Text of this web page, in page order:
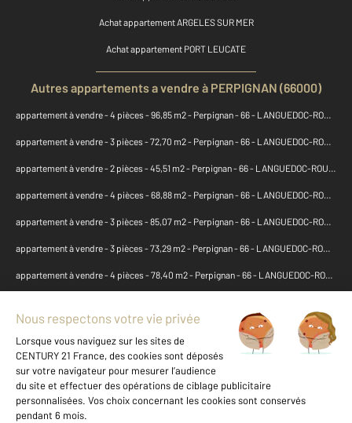
Achat appartement ARGELES SUR MER
Achat appartement PORT LEUCATE
Autres appartements a vendre à PERPIGNAN (66000)
appartement à vendre - 4 pièces - 96,85 m2 - Perpignan - 66 - LANGUEDOC-ROUSSILLON
appartement à vendre - 3 pièces - 72,70 m2 - Perpignan - 66 - LANGUEDOC-ROUSSILLON
appartement à vendre - 2 pièces - 45,51 m2 - Perpignan - 66 - LANGUEDOC-ROUSSILLON
appartement à vendre - 4 pièces - 68,88 m2 - Perpignan - 66 - LANGUEDOC-ROUSSILLON
appartement à vendre - 3 pièces - 85,07 m2 - Perpignan - 66 - LANGUEDOC-ROUSSILLON
appartement à vendre - 3 pièces - 73,29 m2 - Perpignan - 66 - LANGUEDOC-ROUSSILLON
appartement à vendre - 4 pièces - 78,40 m2 - Perpignan - 66 - LANGUEDOC-ROUSSILLON
appartement à vendre - 3 pièces - 59,63 m2 - Perpignan - 66 - LANGUEDOC-ROUSSILLON
appartement à vendre - 2 pièces - 43 m2 - Perpignan - 66 - LANGUEDOC-ROUSSILLON